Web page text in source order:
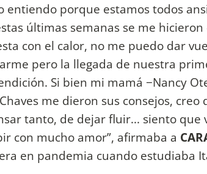
entiendo porque estamos todos
últimas semanas se me
con el calor, no me puedo dar
pero la llegada de nuestra
Si bien mi mamá −Nancy
me dieron sus consejos,
tanto, de dejar fluir... siento que
con mucho amor”, afirmaba a
en pandemia cuando estudiaba